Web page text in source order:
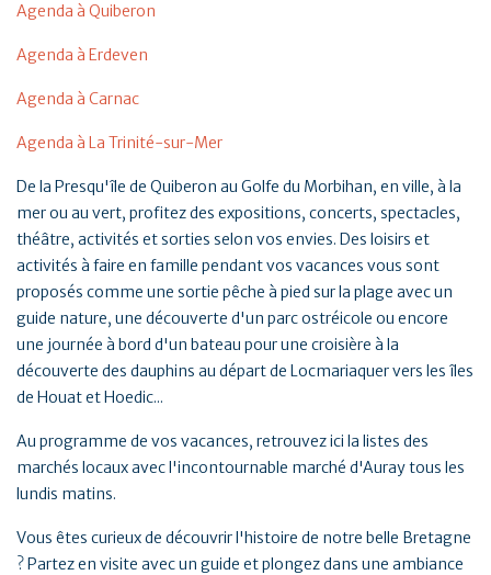
Agenda à Quiberon
Agenda à Erdeven
Agenda à Carnac
Agenda à La Trinité-sur-Mer
De la Presqu'île de Quiberon au Golfe du Morbihan, en ville, à la
mer ou au vert, profitez des expositions, concerts, spectacles,
théâtre, activités et sorties selon vos envies. Des loisirs et
activités à faire en famille pendant vos vacances vous sont
proposés comme une sortie pêche à pied sur la plage avec un
guide nature, une découverte d'un parc ostréicole ou encore
une journée à bord d'un bateau pour une croisière à la
découverte des dauphins au départ de Locmariaquer vers les îles
de Houat et Hoedic...
Au programme de vos vacances, retrouvez ici la listes des
marchés locaux avec l'incontournable marché d'Auray tous les
lundis matins.
Vous êtes curieux de découvrir l'histoire de notre belle Bretagne
? Partez en visite avec un guide et plongez dans une ambiance